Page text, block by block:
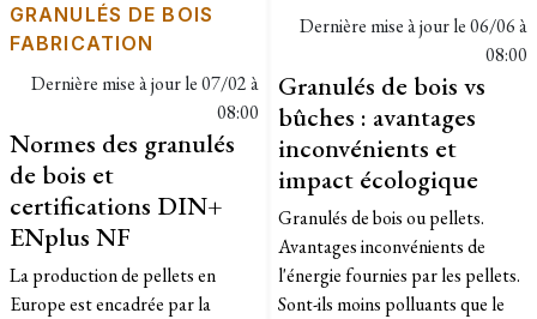
GRANULÉS DE BOIS
FABRICATION
Dernière mise à jour le07/02 à
08:00
Normes des granulés
de bois et
certifications DIN+
ENplus NF
La production de pellets en
Europe est encadrée par la
Dernière mise à jour le06/06 à
08:00
Granulés de bois vs
bûches : avantages
inconvénients et
impact écologique
Granulés de bois ou pellets.
Avantages inconvénients de
l'énergie fournies par les pellets.
Sont-ils moins polluants que le